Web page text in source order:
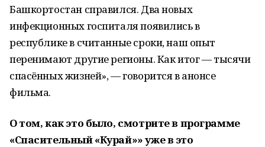
Башкортостан справился. Два новых
инфекционных госпиталя появились в
республике в считанные сроки, наш опыт
перенимают другие регионы. Как итог — тысячи
спасённых жизней», — говорится в анонсе
фильма.
О том, как это было, смотрите в программе
«Спасительный «Курай»» уже в это